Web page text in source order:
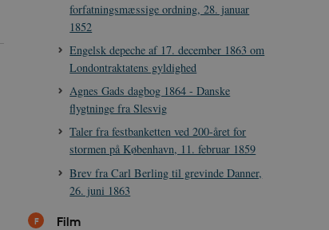
forfatningsmæssige ordning, 28. januar
1852
Engelsk depeche af 17. december 1863 om
Londontraktatens gyldighed
Agnes Gads dagbog 1864 - Danske
flygtninge fra Slesvig
Taler fra festbanketten ved 200-året for
stormen på København, 11. februar 1859
Brev fra Carl Berling til grevinde Danner,
26. juni 1863
Film